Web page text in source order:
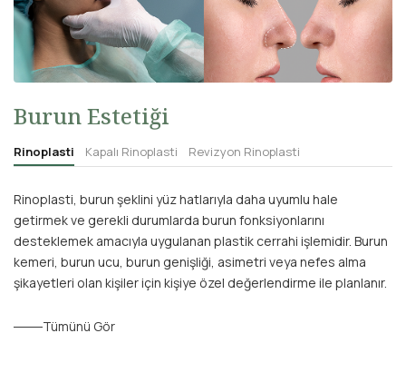
Burun Estetiği
Rinoplasti Kapalı Rinoplasti Revizyon Rinoplasti
Rinoplasti, burun şeklini yüz hatlarıyla daha uyumlu hale
getirmek ve gerekli durumlarda burun fonksiyonlarını
desteklemek amacıyla uygulanan plastik cerrahi işlemidir. Burun
kemeri, burun ucu, burun genişliği, asimetri veya nefes alma
şikayetleri olan kişiler için kişiye özel değerlendirme ile planlanır.
Tümünü Gör